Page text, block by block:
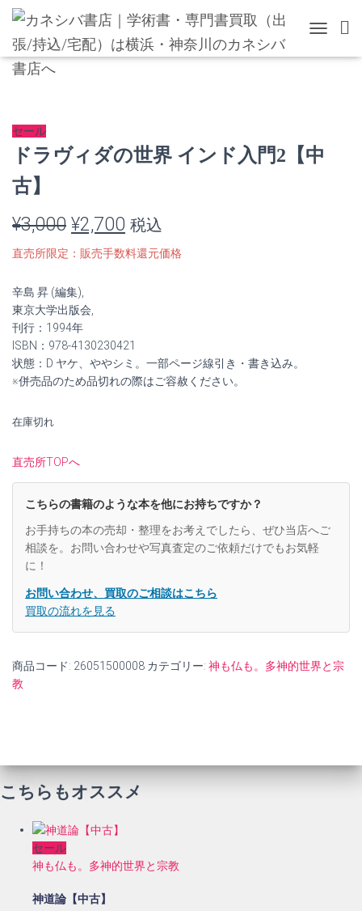
セール
ドラヴィダの世界 インド入門2【中
古】
¥3,000 元
の
価
格
は
¥3,000
た。
¥2,700 現
在
格
は
税込
直売所限定：販売手数料還元価格
辛島 昇 (編集),
東京大学出版会,
刊行：1994年
ISBN：978-4130230421
状態：D ヤケ、ややシミ。一部ページ線引き・書き込み。
※併売品のため品切れの際はご容赦ください。
在庫切れ
直売所TOPへ
こちらの書籍のような本を他にお持ちですか？
お手持ちの本の売却・整理をお考えでしたら、ぜひ当店へご
相談を。お問い合わせや写真査定のご依頼だけでもお気軽
に！
お問い合わせ、買取のご相談はこちら
買取の流れを見る
商品コード: 26051500008 カテゴリー: 神も仏も。多神的世界と宗
教
こちらもオススメ
セール
神も仏も。多神的世界と宗教
神道論【中古】